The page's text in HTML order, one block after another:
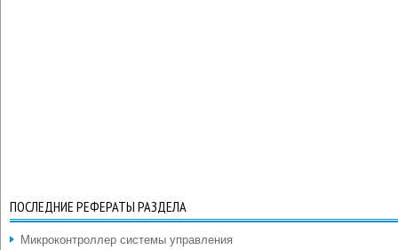
ПОСЛЕДНИЕ РЕФЕРАТЫ РАЗДЕЛА
Микроконтроллер системы управления